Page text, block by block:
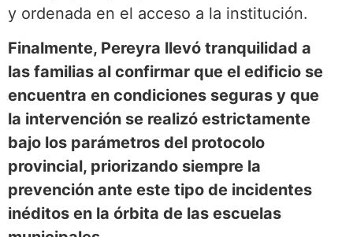
y ordenada en el acceso a la institución.
Finalmente, Pereyra llevó tranquilidad a
las familias al confirmar que el edificio se
encuentra en condiciones seguras y que
la intervención se realizó estrictamente
bajo los parámetros del protocolo
provincial, priorizando siempre la
prevención ante este tipo de incidentes
inéditos en la órbita de las escuelas